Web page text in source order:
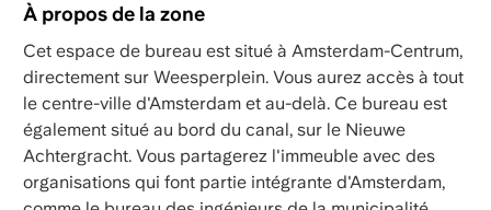
À propos de la zone
Cet espace de bureau est situé à Amsterdam-Centrum,
directement sur Weesperplein. Vous aurez accès à tout
le centre-ville d'Amsterdam et au-delà. Ce bureau est
également situé au bord du canal, sur le Nieuwe
Achtergracht. Vous partagerez l'immeuble avec des
organisations qui font partie intégrante d'Amsterdam,